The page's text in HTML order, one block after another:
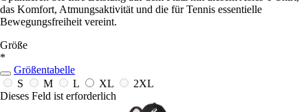
das Komfort, Atmungsaktivität und die für Tennis essentielle
Bewegungsfreiheit vereint.
Größe
*
Größentabelle
S
M L XL
2XL
Dieses Feld ist erforderlich